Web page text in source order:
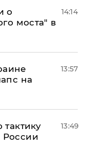
о
моста" в
14:14
на
13:57
13:49